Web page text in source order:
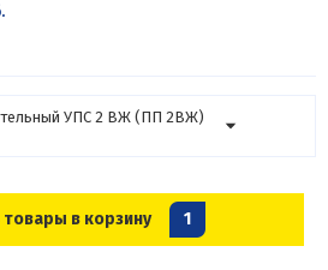
УПС 2 ВЖ (ПП 2ВЖ)
в корзину 1